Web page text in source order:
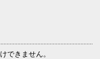
できません。